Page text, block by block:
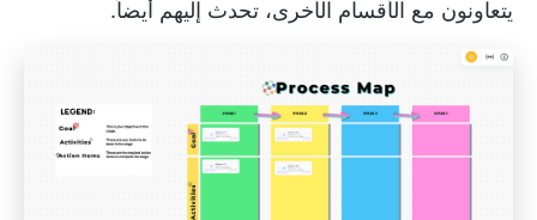
يتعاونون مع الأقسام الأخرى، تحدث إليهم أيضاً.